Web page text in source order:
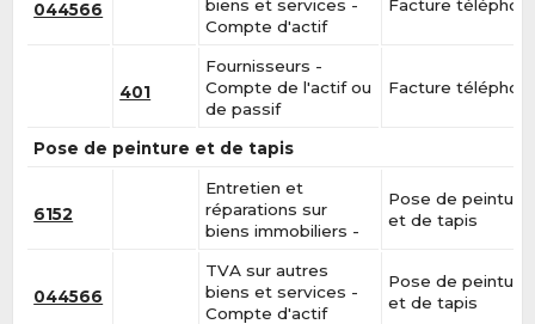
044566
biens et services -
Compte d'actif
Facture
401
Fournisseurs -
Compte de l'actif ou
de passif
Facture
Pose de peinture et de tapis
6152
Entretien et
réparations sur
biens immobiliers -
Pose de peinture
et de tapis
044566
TVA sur autres
biens et services -
Compte d'actif
Pose de peinture
et de tapis